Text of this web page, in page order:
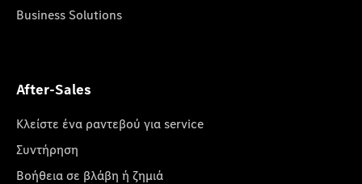
Business Solutions
After-Sales
Κλείστε ένα ραντεβού για service
Συντήρηση
Βοήθεια σε βλάβη ή ζημιά